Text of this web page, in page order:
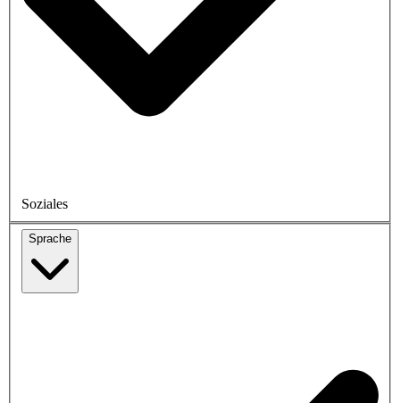
Soziales
Sprache